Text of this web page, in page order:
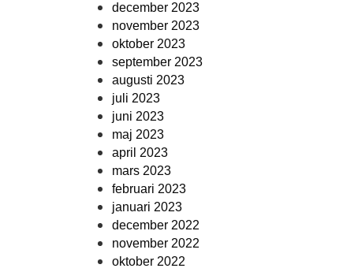
december 2023
november 2023
oktober 2023
september 2023
augusti 2023
juli 2023
juni 2023
maj 2023
april 2023
mars 2023
februari 2023
januari 2023
december 2022
november 2022
oktober 2022